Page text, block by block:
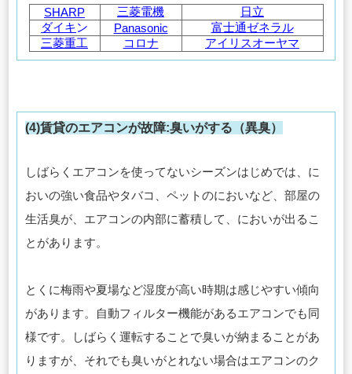
SHARP
三菱電機
日立
ダイキン Panasonic
富士通ゼネラル
三菱重工
コロナ アイリスオーヤマ
(4)賃貸のエアコンが故障:臭いがする（異臭）
しばらくエアコンを使ってないシーズンはじめでは、に
おいの強い食品やタバコ、ペットのにおいなど、部屋の
生活臭が、エアコンの内部に蓄積して、においが出るこ
とがあります。
とくに梅雨や夏場など湿度が高い時期は感じやすい傾向
があります。自動フィルター機能があるエアコンでも同
様です。しばらく運転することで臭いが納まることがあ
りますが、それでも臭いがとれない場合はエアコンのク